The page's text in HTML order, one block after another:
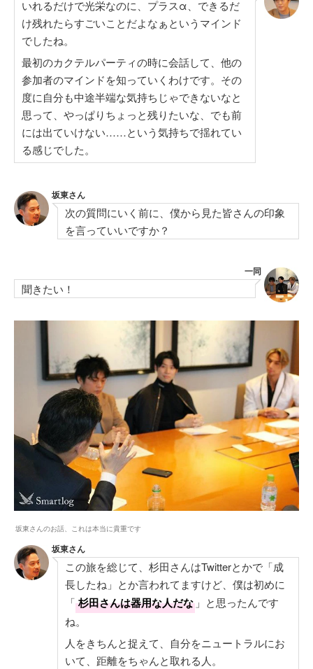
いれるだけで光栄なのに、プラスα、できるだ
け残れたらすごいことだよなぁというマインド
でしたね。
最初のカクテルパーティの時に会話して、他の
参加者のマインドを知っていくわけです。その
度に自分も中途半端な気持ちじゃできないなと
思って、やっぱりちょっと残りたいな、でも前
には出ていけない……という気持ちで揺れてい
る感じでした。
坂東さん
次の質問にいく前に、僕から見た皆さんの印象
を言っていいですか？
一同
聞きたい！
坂東さんのお話、これは本当に貴重です
坂東さん
この旅を総じて、杉田さんはTwitterとかで「成
長したね」とか言われてますけど、僕は初めに
「 杉田さんは器用な人だな 」と思ったんです
ね。
人をきちんと捉えて、自分をニュートラルにお
いて、距離をちゃんと取れる人。